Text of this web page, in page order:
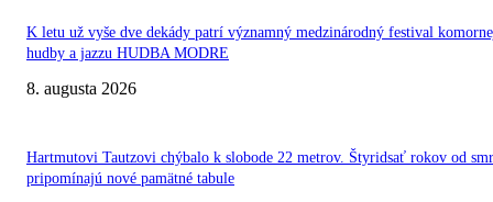
K letu už vyše dve dekády patrí významný medzinárodný festival
hudby a jazzu HUDBA MODRE
8. augusta 2026
Hartmutovi Tautzovi chýbalo k slobode 22 metrov. Štyridsať rokov od
pripomínajú nové pamätné tabule